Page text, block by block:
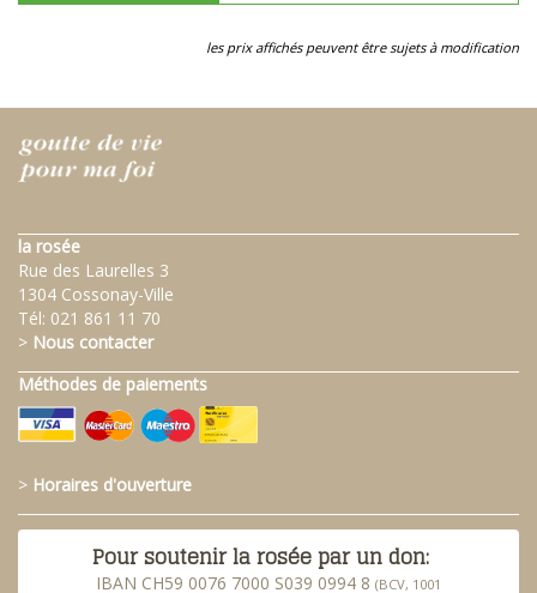
les prix affichés peuvent être sujets à modification
la rosée
Rue des Laurelles 3
1304 Cossonay-Ville
Tél: 021 861 11 70
> Nous contacter
Méthodes de paiements
> Horaires d'ouverture
Pour soutenir la rosée par un don:
IBAN CH59 0076 7000 S039 0994 8 (BCV, 1001